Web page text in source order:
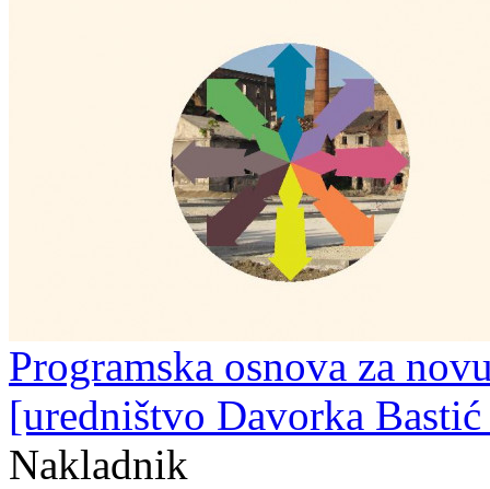
Programska osnova za
[uredništvo Davorka
Nakladnik